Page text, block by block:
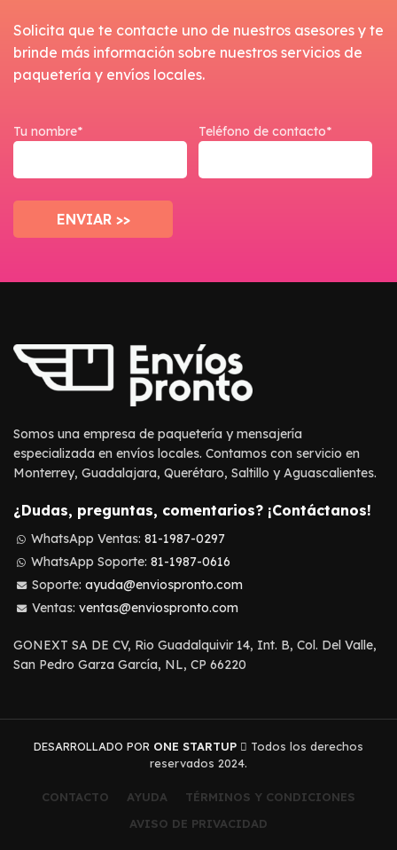
Solicita que te contacte uno de nuestros asesores y te
brinde más información sobre nuestros servicios de
paquetería y envíos locales.
Tu nombre* Teléfono de contacto*
Somos una empresa de paquetería y mensajería
especializada en envíos locales. Contamos con servicio en
Monterrey, Guadalajara, Querétaro, Saltillo y Aguascalientes.
¿Dudas, preguntas, comentarios? ¡Contáctanos!
WhatsApp Ventas: 81-1987-0297
WhatsApp Soporte: 81-1987-0616
Soporte: ayuda@enviospronto.com
Ventas: ventas@enviospronto.com
GONEXT SA DE CV, Rio Guadalquivir 14, Int. B, Col. Del Valle,
San Pedro Garza García, NL, CP 66220
DESARROLLADO POR ONE STARTUP
Todos los derechos
reservados 2024.
CONTACTO AYUDA
TÉRMINOS Y CONDICIONES
AVISO DE PRIVACIDAD